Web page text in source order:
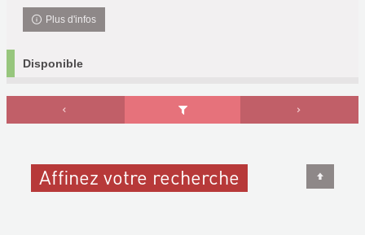
Plus d'infos
Disponible
Affinez votre recherche